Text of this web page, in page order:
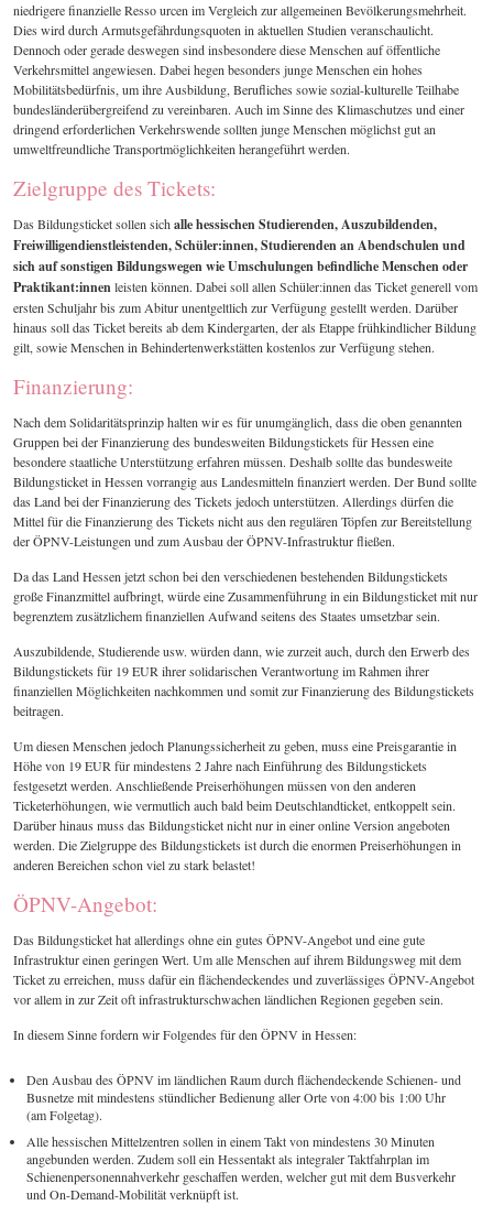
niedrigere finanzielle Resso urcen im Vergleich zur allgemeinen Bevölkerungsmehrheit.
Dies wird durch Armutsgefährdungsquoten in aktuellen Studien veranschaulicht.
Dennoch oder gerade deswegen sind insbesondere diese Menschen auf öffentliche
Verkehrsmittel angewiesen. Dabei hegen besonders junge Menschen ein hohes
Mobilitätsbedürfnis, um ihre Ausbildung, Berufliches sowie sozial-kulturelle Teilhabe
bundesländerübergreifend zu vereinbaren. Auch im Sinne des Klimaschutzes und einer
dringend erforderlichen Verkehrswende sollten junge Menschen möglichst gut an
umweltfreundliche Transportmöglichkeiten herangeführt werden.
Zielgruppe des Tickets:
Das Bildungsticket sollen sich alle hessischen Studierenden, Auszubildenden,
Freiwilligendienstleistenden, Schüler:innen, Studierenden an Abendschulen und
sich auf sonstigen Bildungswegen wie Umschulungen befindliche Menschen oder
Praktikant:innenleisten können. Dabei soll allen Schüler:innen das Ticket generell vom
ersten Schuljahr bis zum Abitur unentgeltlich zur Verfügung gestellt werden. Darüber
hinaus soll das Ticket bereits ab dem Kindergarten, der als Etappe frühkindlicher Bildung
gilt, sowie Menschen in Behindertenwerkstätten kostenlos zur Verfügung stehen.
Finanzierung:
Nach dem Solidaritätsprinzip halten wir es für unumgänglich, dass die oben genannten
Gruppen bei der Finanzierung des bundesweiten Bildungstickets für Hessen eine
besondere staatliche Unterstützung erfahren müssen. Deshalb sollte das bundesweite
Bildungsticket in Hessen vorrangig aus Landesmitteln finanziert werden. Der Bund sollte
das Land bei der Finanzierung des Tickets jedoch unterstützen. Allerdings dürfen die
Mittel für die Finanzierung des Tickets nicht aus den regulären Töpfen zur Bereitstellung
der ÖPNV-Leistungen und zum Ausbau der ÖPNV-Infrastruktur fließen.
Da das Land Hessen jetzt schon bei den verschiedenen bestehenden Bildungstickets
große Finanzmittel aufbringt, würde eine Zusammenführung in ein Bildungsticket mit nur
begrenztem zusätzlichem finanziellen Aufwand seitens des Staates umsetzbar sein.
Auszubildende, Studierende usw. würden dann, wie zurzeit auch, durch den Erwerb des
Bildungstickets für 19 EUR ihrer solidarischen Verantwortung im Rahmen ihrer
finanziellen Möglichkeiten nachkommen und somit zur Finanzierung des Bildungstickets
beitragen.
Um diesen Menschen jedoch Planungssicherheit zu geben, muss eine Preisgarantie in
Höhe von 19 EUR für mindestens 2 Jahre nach Einführung des Bildungstickets
festgesetzt werden. Anschließende Preiserhöhungen müssen von den anderen
Ticketerhöhungen, wie vermutlich auch bald beim Deutschlandticket, entkoppelt sein.
Darüber hinaus muss das Bildungsticket nicht nur in einer online Version angeboten
werden. Die Zielgruppe des Bildungstickets ist durch die enormen Preiserhöhungen in
anderen Bereichen schon viel zu stark belastet!
ÖPNV-Angebot:
Das Bildungsticket hat allerdings ohne ein gutes ÖPNV-Angebot und eine gute
Infrastruktur einen geringen Wert. Um alle Menschen auf ihrem Bildungsweg mit dem
Ticket zu erreichen, muss dafür ein flächendeckendes und zuverlässiges ÖPNV-Angebot
vor allem in zur Zeit oft infrastrukturschwachen ländlichen Regionen gegeben sein.
In diesem Sinne fordern wir Folgendes für den ÖPNV in Hessen:
Den Ausbau des ÖPNV im ländlichen Raum durch flächendeckende Schienen- und
Busnetze mit mindestens stündlicher Bedienung aller Orte von 4:00 bis 1:00 Uhr
(am Folgetag).
Alle hessischen Mittelzentren sollen in einem Takt von mindestens 30 Minuten
angebunden werden. Zudem soll ein Hessentakt als integraler Taktfahrplan im
Schienenpersonennahverkehr geschaffen werden, welcher gut mit dem Busverkehr
und On-Demand-Mobilität verknüpft ist.